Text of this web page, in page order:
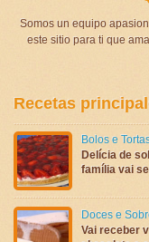
Somos un equipo
este sitio para ti que
Recetas
Bolos e
Delícia de
família vai
Doces e
Vai receber